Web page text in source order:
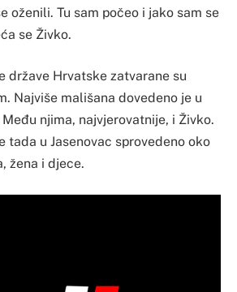
oženili. Tu sam počeo i jako sam se
se Živko.
države Hrvatske zatvarane su
Najviše mališana dovedeno je u
njima, najvjerovatnije, i Živko.
tada u Jasenovac sprovedeno oko
žena i djece.